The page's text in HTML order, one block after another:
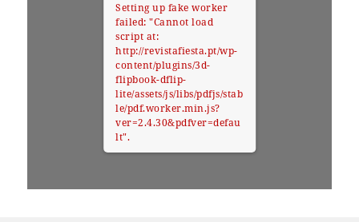
Setting up fake worker
failed: "Cannot load
script at:
http://revistafiesta.pt/wp-
content/plugins/3d-
flipbook-dflip-
lite/assets/js/libs/pdfjs/stab
le/pdf.worker.min.js?
ver=2.4.30&pdfver=defau
lt".